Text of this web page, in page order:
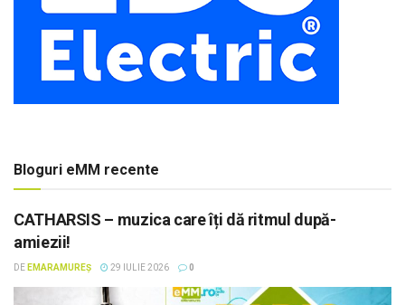
Bloguri eMM recente
CATHARSIS – muzica care îți dă ritmul după-
amiezii!
DE EMARAMUREȘ 29 IULIE 2026 0